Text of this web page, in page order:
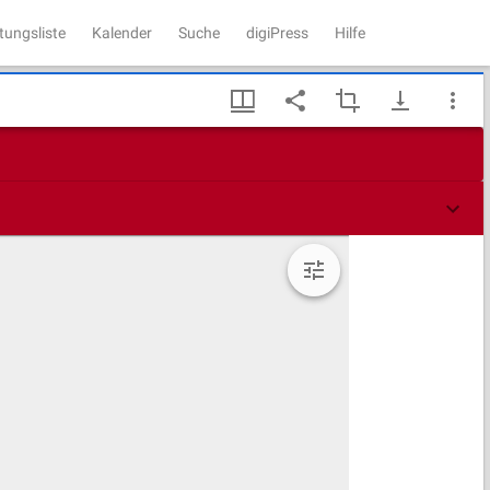
Kalender Suche digiPress Hilfe